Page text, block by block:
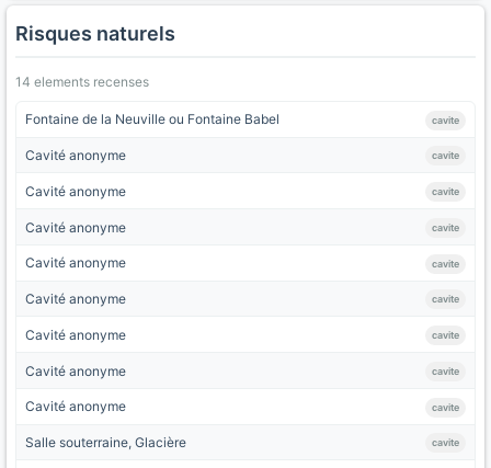
Risques naturels
14 elements recenses
Fontaine de la Neuville ou Fontaine Babel cavite
Cavité anonyme cavite
Cavité anonyme cavite
Cavité anonyme cavite
Cavité anonyme cavite
Cavité anonyme cavite
Cavité anonyme cavite
Cavité anonyme cavite
Cavité anonyme cavite
Salle souterraine, Glacière cavite